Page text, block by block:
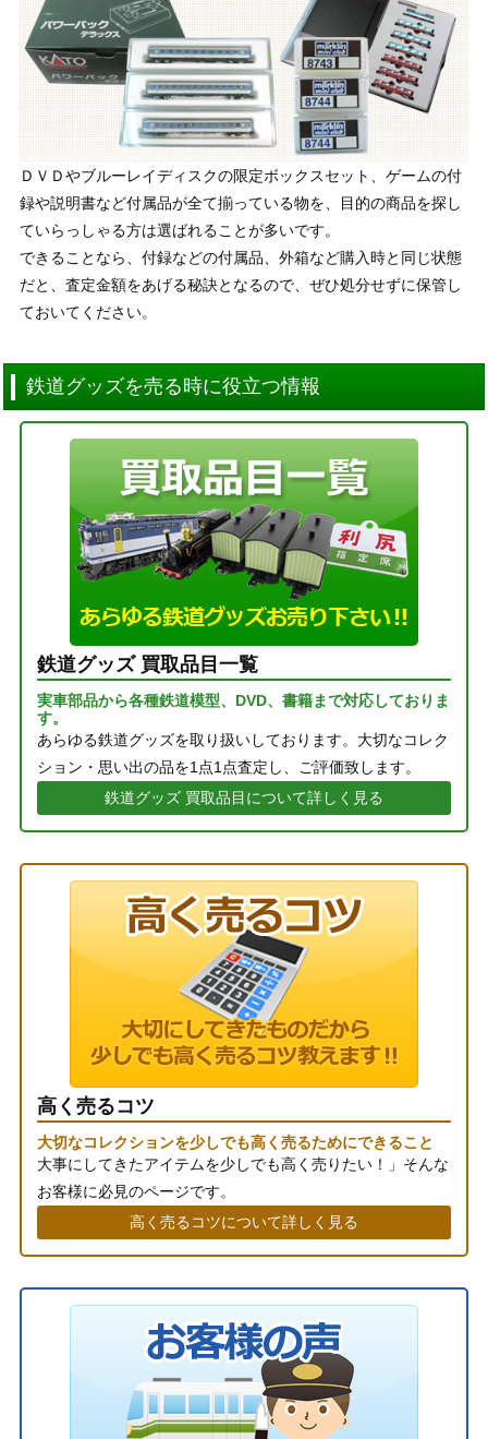
ＤＶＤやブルーレイディスクの限定ボックスセット、ゲームの付
録や説明書など付属品が全て揃っている物を、目的の商品を探し
ていらっしゃる方は選ばれることが多いです。
できることなら、付録などの付属品、外箱など購入時と同じ状態
だと、査定金額をあげる秘訣となるので、ぜひ処分せずに保管し
ておいてください。
鉄道グッズを売る時に役立つ情報
鉄道グッズ 買取品目一覧
実車部品から各種鉄道模型、DVD、書籍まで対応しておりま
す。
あらゆる鉄道グッズを取り扱いしております。大切なコレク
ション・思い出の品を1点1点査定し、ご評価致します。
鉄道グッズ 買取品目について詳しく見る
高く売るコツ
大切なコレクションを少しでも高く売るためにできること
大事にしてきたアイテムを少しでも高く売りたい！」そんな
お客様に必見のページです。
高く売るコツについて詳しく見る